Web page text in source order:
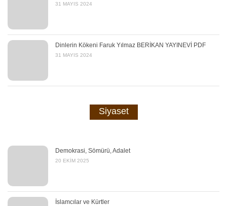
31 MAYIS 2024
Dinlerin Kökeni Faruk Yılmaz BERİKAN YAYINEVİ PDF
31 MAYIS 2024
Siyaset
Demokrasi, Sömürü, Adalet
20 EKIM 2025
İslamcılar ve Kürtler